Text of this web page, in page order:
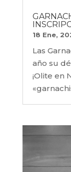
18 Ene,
Las
año su
¡Olite en